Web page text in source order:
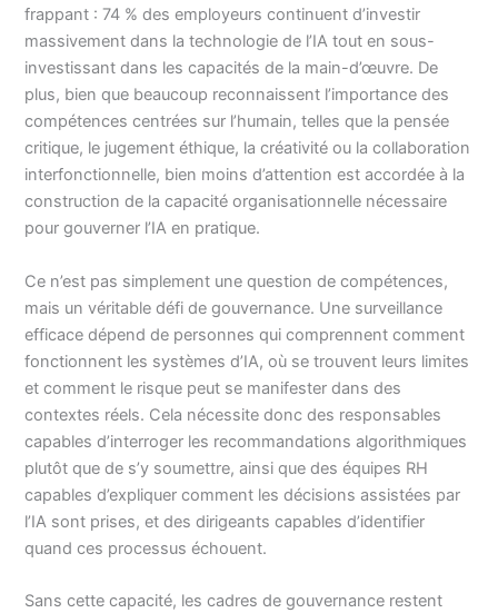
frappant : 74 % des employeurs continuent d’investir
massivement dans la technologie de l’IA tout en sous-
investissant dans les capacités de la main-d’œuvre. De
plus, bien que beaucoup reconnaissent l’importance des
compétences centrées sur l’humain, telles que la pensée
critique, le jugement éthique, la créativité ou la collaboration
interfonctionnelle, bien moins d’attention est accordée à la
construction de la capacité organisationnelle nécessaire
pour gouverner l’IA en pratique.
Ce n’est pas simplement une question de compétences,
mais un véritable défi de gouvernance. Une surveillance
efficace dépend de personnes qui comprennent comment
fonctionnent les systèmes d’IA, où se trouvent leurs limites
et comment le risque peut se manifester dans des
contextes réels. Cela nécessite donc des responsables
capables d’interroger les recommandations algorithmiques
plutôt que de s’y soumettre, ainsi que des équipes RH
capables d’expliquer comment les décisions assistées par
l’IA sont prises, et des dirigeants capables d’identifier
quand ces processus échouent.
Sans cette capacité, les cadres de gouvernance restent